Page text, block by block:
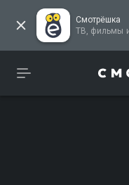
Смотрёшка